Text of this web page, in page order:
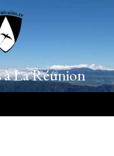
La Réunion